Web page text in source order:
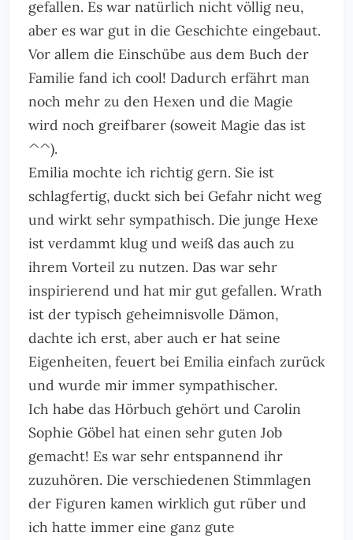
gefallen. Es war natürlich nicht völlig neu,
aber es war gut in die Geschichte eingebaut.
Vor allem die Einschübe aus dem Buch der
Familie fand ich cool! Dadurch erfährt man
noch mehr zu den Hexen und die Magie
wird noch greifbarer (soweit Magie das ist
^^).
Emilia mochte ich richtig gern. Sie ist
schlagfertig, duckt sich bei Gefahr nicht weg
und wirkt sehr sympathisch. Die junge Hexe
ist verdammt klug und weiß das auch zu
ihrem Vorteil zu nutzen. Das war sehr
inspirierend und hat mir gut gefallen. Wrath
ist der typisch geheimnisvolle Dämon,
dachte ich erst, aber auch er hat seine
Eigenheiten, feuert bei Emilia einfach zurück
und wurde mir immer sympathischer.
Ich habe das Hörbuch gehört und Carolin
Sophie Göbel hat einen sehr guten Job
gemacht! Es war sehr entspannend ihr
zuzuhören. Die verschiedenen Stimmlagen
der Figuren kamen wirklich gut rüber und
ich hatte immer eine ganz gute